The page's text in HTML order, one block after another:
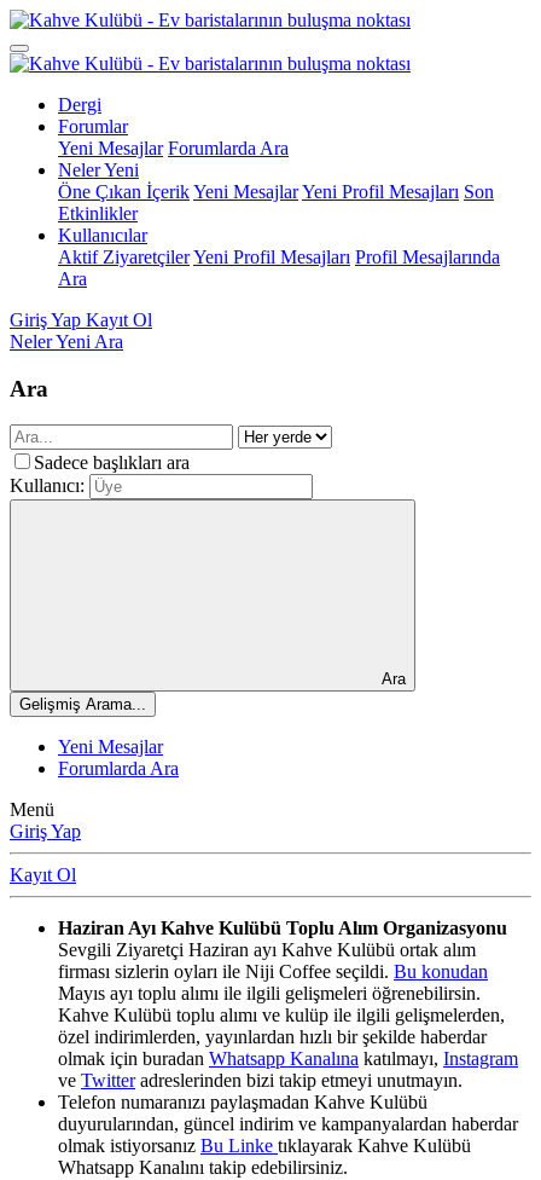
Dergi
Forumlar
Yeni Mesajlar Forumlarda Ara
Neler Yeni
Öne Çıkan İçerikYeni MesajlarYeni Profil Mesajları Son
Etkinlikler
Kullanıcılar
Aktif ZiyaretçilerYeni Profil Mesajları Profil Mesajlarında
Ara
Giriş Yap Kayıt Ol
Neler Yeni Ara
Ara
Sadece başlıkları ara
Kullanıcı:
Ara
Gelişmiş Arama...
Yeni Mesajlar
Forumlarda Ara
Menü
Giriş Yap
Kayıt Ol
Haziran Ayı Kahve Kulübü Toplu Alım Organizasyonu
Sevgili Ziyaretçi Haziran ayı Kahve Kulübü ortak alım
firması sizlerin oyları ile Niji Coffee seçildi. Bu konudan
Mayıs ayı toplu alımı ile ilgili gelişmeleri öğrenebilirsin.
Kahve Kulübü toplu alımı ve kulüp ile ilgili gelişmelerden,
özel indirimlerden, yayınlardan hızlı bir şekilde haberdar
olmak için buradan Whatsapp Kanalına katılmayı, Instagram
ve Twitteradreslerinden bizi takip etmeyi unutmayın.
Telefon numaranızı paylaşmadan Kahve Kulübü
duyurularından, güncel indirim ve kampanyalardan haberdar
olmak istiyorsanız Bu Linke tıklayarak Kahve Kulübü
Whatsapp Kanalını takip edebilirsiniz.